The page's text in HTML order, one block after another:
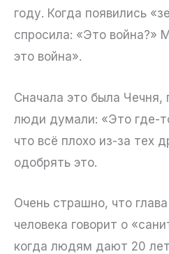
году. Когда появились
спросила: «Это война?»
это война».
Сначала это была Чечня,
люди думали: «Это где-
что всё плохо из-за тех
одобрять это.
Очень страшно, что
человека говорит о
когда людям дают 20